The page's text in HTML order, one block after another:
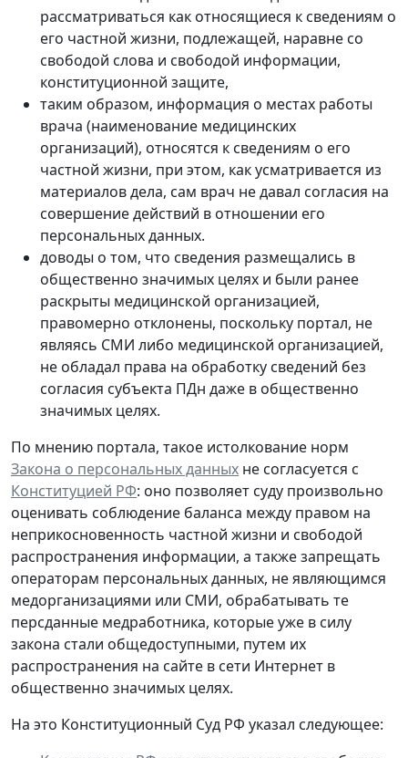
рассматриваться как относящиеся к сведениям о
его частной жизни, подлежащей, наравне со
свободой слова и свободой информации,
конституционной защите,
таким образом, информация о местах работы
врача (наименование медицинских
организаций), относятся к сведениям о его
частной жизни, при этом, как усматривается из
материалов дела, сам врач не давал согласия на
совершение действий в отношении его
персональных данных.
доводы о том, что сведения размещались в
общественно значимых целях и были ранее
раскрыты медицинской организацией,
правомерно отклонены, поскольку портал, не
являясь СМИ либо медицинской организацией,
не обладал права на обработку сведений без
согласия субъекта ПДн даже в общественно
значимых целях.
По мнению портала, такое истолкование норм
Закона о персональных данных не согласуется с
Конституцией РФ: оно позволяет суду произвольно
оценивать соблюдение баланса между правом на
неприкосновенность частной жизни и свободой
распространения информации, а также запрещать
операторам персональных данных, не являющимся
медорганизациями или СМИ, обрабатывать те
персданные медработника, которыеуже в силу
закона стали общедоступными, путем их
распространения на сайте в сети Интернет в
общественно значимых целях.
На это Конституционный Суд РФ указал следующее: